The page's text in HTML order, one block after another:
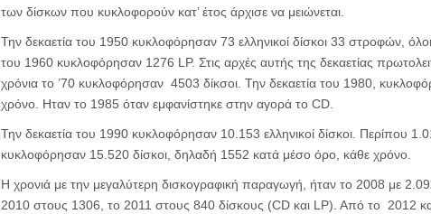
των δίσκων που κυκλοφορούν κατ’ έτος άρχισε να μειώνεται.
Την δεκαετία του 1950 κυκλοφόρησαν 73 ελληνικοί δίσκοι 33 στροφών,
του 1960 κυκλοφόρησαν 1276 LP. Στις αρχές αυτής της δεκαετίας
χρόνια το ’70 κυκλοφόρησαν 4503 δίκσοι. Την δεκαετία του 1980,
χρόνο. Ηταν το 1985 όταν εμφανίστηκε στην αγορά το CD.
Την δεκαετία του 1990 κυκλοφόρησαν 10.153 ελληνικοί δίσκοι. Περίπου
κυκλοφόρησαν 15.520 δίσκοι, δηλαδή 1552 κατά μέσο όρο, κάθε χρόνο.
Η χρονιά με την μεγαλύτερη δισκογραφική παραγωγή, ήταν το 2008 με
2010 στους 1306, το 2011 στους 840 δίσκους (CD και LP). Από το 2012 και